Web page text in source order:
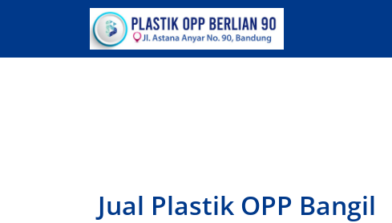
Jual Plastik OPP Bangil